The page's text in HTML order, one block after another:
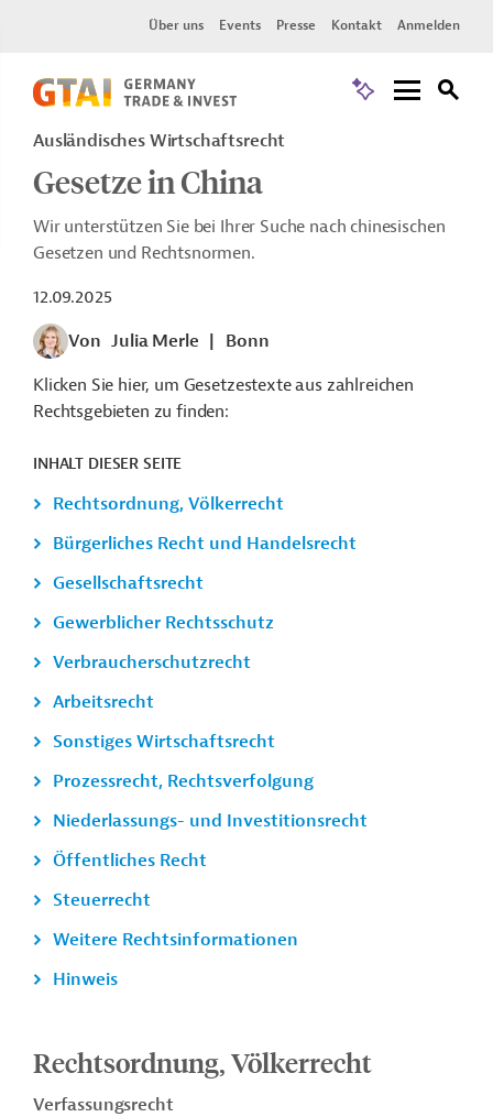
Über uns Events Presse Kontakt Anmelden
Ausländisches Wirtschaftsrecht
Gesetze in China
Wir unterstützen Sie bei Ihrer Suche nach chinesischen
Gesetzen und Rechtsnormen.
12.09.2025
Von Julia Merle
Bonn
Klicken Sie hier, um Gesetzestexte aus zahlreichen
Rechtsgebieten zu finden:
INHALT DIESER SEITE
Rechtsordnung, Völkerrecht
Bürgerliches Recht und Handelsrecht
Gesellschaftsrecht
Gewerblicher Rechtsschutz
Verbraucherschutzrecht
Arbeitsrecht
Sonstiges Wirtschaftsrecht
Prozessrecht, Rechtsverfolgung
Niederlassungs- und Investitionsrecht
Öffentliches Recht
Steuerrecht
Weitere Rechtsinformationen
Hinweis
Rechtsordnung, Völkerrecht
Verfassungsrecht